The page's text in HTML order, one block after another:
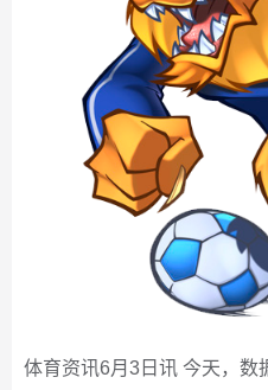
体育资讯6月3日讯 今天，数